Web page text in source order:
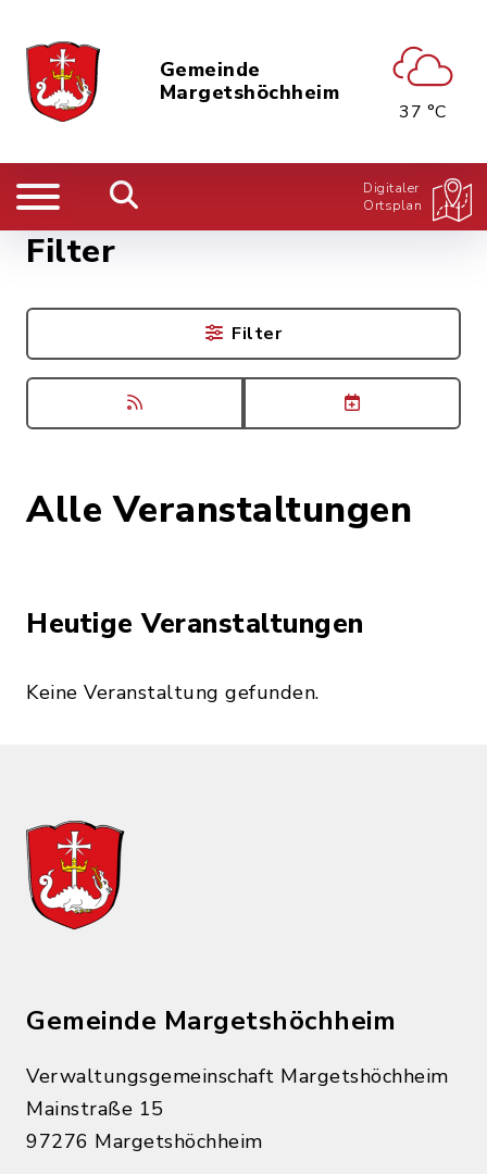
Gemeinde
Margetshöchheim
37 °C
Digitaler
Ortsplan
Alle Veranstaltungen
Heutige Veranstaltungen
Keine Veranstaltung gefunden.
Filter
Filter
Gemeinde Margetshöchheim
Verwaltungsgemeinschaft Margetshöchheim
Mainstraße 15
97276 Margetshöchheim